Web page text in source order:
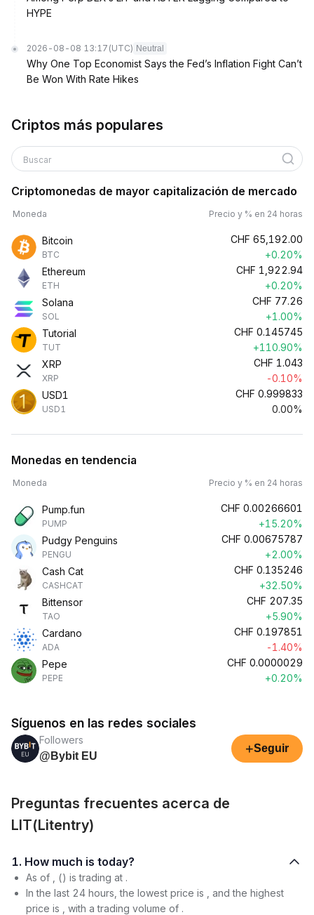
HYPE
2026-08-08 13:17 (UTC) Neutral
Why One Top Economist Says the Fed’s Inflation Fight Can’t
Be Won With Rate Hikes
Criptos más populares
Buscar
Criptomonedas de mayor capitalización de mercado
Moneda Precio y % en 24 horas
Bitcoin
BTC
CHF 65,192.00
+0.20%
Ethereum
ETH
CHF 1,922.94
+0.20%
Solana
SOL
CHF 77.26
+1.00%
Tutorial
TUT
CHF 0.145745
+110.90%
XRP
XRP
CHF 1.043
-0.10%
USD1
USD1
CHF 0.999833
0.00%
Monedas en tendencia
Moneda Precio y % en 24 horas
Pump.fun
PUMP
CHF 0.00266601
+15.20%
Pudgy Penguins
PENGU
CHF 0.00675787
+2.00%
Cash Cat
CASHCAT
CHF 0.135246
+32.50%
Bittensor
TAO
CHF 207.35
+5.90%
Cardano
ADA
CHF 0.197851
-1.40%
Pepe
PEPE
CHF 0.0000029
+0.20%
Síguenos en las redes sociales
Followers
@Bybit EU
+Seguir
Preguntas frecuentes acerca de
LIT(Litentry)
1. How much is today?
As of , () is trading at .
In the last 24 hours, the lowest price is , and the highest
price is , with a trading volume of .